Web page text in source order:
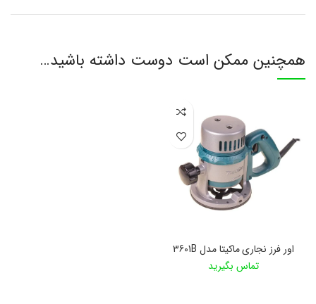
همچنین ممکن است دوست داشته باشید…
اور فرز نجاری ماکیتا مدل 3601B
تماس بگیرید